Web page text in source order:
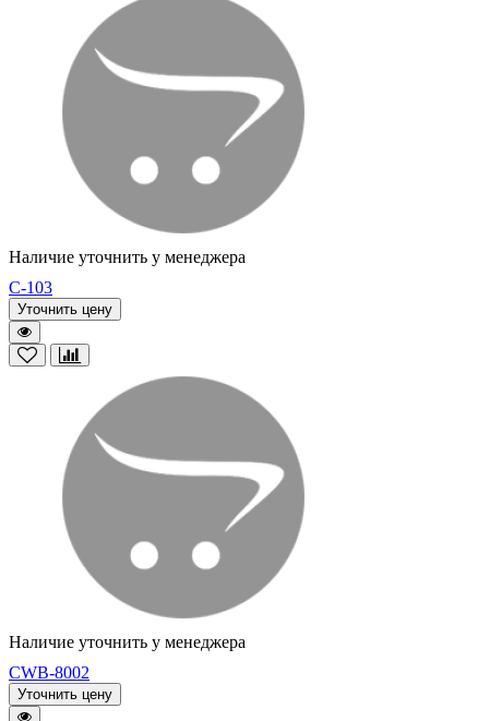
Наличие уточнить у менеджера
C-103
Уточнить цену
Наличие уточнить у менеджера
CWB-8002
Уточнить цену